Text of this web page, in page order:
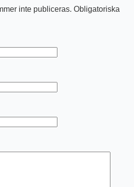
inte publiceras. Obligatoriska